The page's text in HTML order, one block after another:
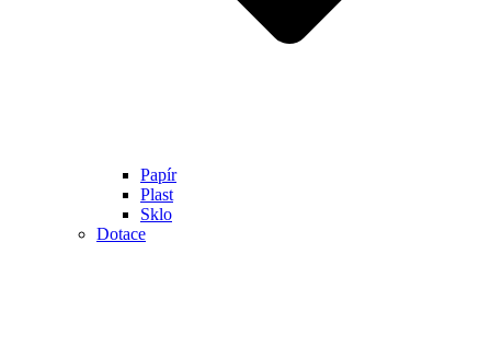
Papír
Plast
Sklo
Dotace